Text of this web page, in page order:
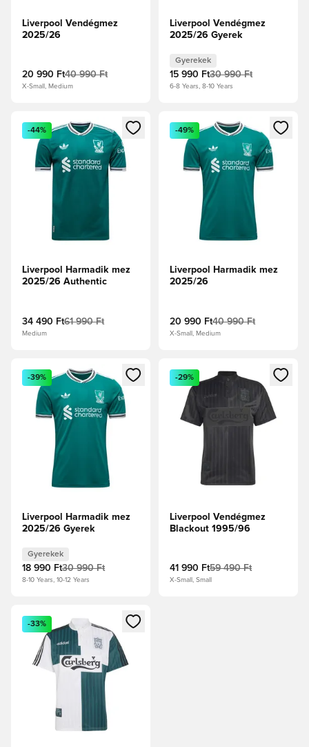
Liverpool Vendégmez
2025/26
20 990 Ft40 990 Ft
X-Small, Medium
Liverpool Vendégmez
2025/26 Gyerek
Gyerekek
15 990 Ft30 990 Ft
6-8 Years, 8-10 Years
Megnyit egy modált a bejelentkezéshez vagy a tagként
-44%
Liverpool Harmadik mez
2025/26 Authentic
34 490 Ft61 990 Ft
Medium
Megnyit egy modált a
-49%
Liverpool Harmadik mez
2025/26
20 990 Ft40 990 Ft
X-Small, Medium
Megnyit egy modált a bejelentkezéshez vagy a tagként
-39%
Liverpool Harmadik mez
2025/26 Gyerek
Gyerekek
18 990 Ft30 990 Ft
8-10 Years, 10-12 Years
Megnyit egy modált a
-29%
Liverpool Vendégmez
Blackout 1995/96
41 990 Ft59 490 Ft
X-Small, Small
Megnyit egy modált a bejelentkezéshez vagy a tagként
-33%